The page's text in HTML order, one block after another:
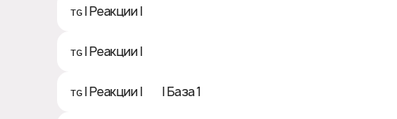
ᴛɢ | Реакции | 💘
ᴛɢ | Реакции | ❤️‍🔥
ᴛɢ | Реакции | 🔥 | База 1